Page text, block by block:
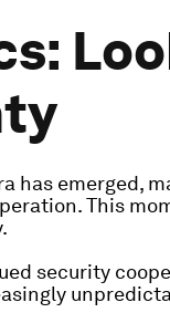
has emerged,
This
security